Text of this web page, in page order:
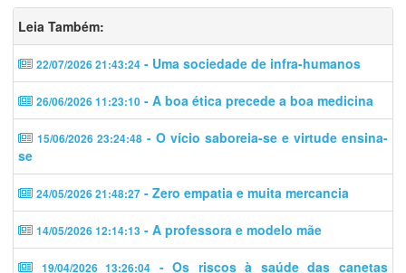
Leia Também:
22/07/2026 21:43:24 - Uma sociedade de infra-humanos
26/06/2026 11:23:10 - A boa ética precede a boa medicina
15/06/2026 23:24:48 - O vício saboreia-se e virtude ensina-
se
24/05/2026 21:48:27 - Zero empatia e muita mercancia
14/05/2026 12:14:13 - A professora e modelo mãe
19/04/2026 13:26:04 - Os riscos à saúde das canetas